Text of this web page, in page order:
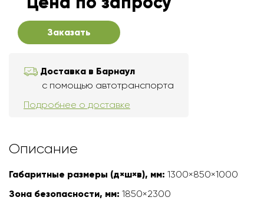
Заказать
Доставка в Барнаул
с помощью автотранспорта
Подробнее о доставке
Описание
Габаритные размеры (д×ш×в), мм: 1300×850×1000
Зона безопасности, мм: 1850×2300